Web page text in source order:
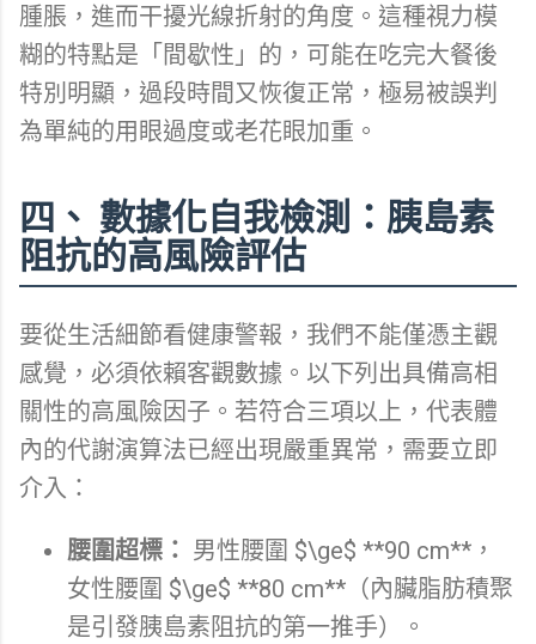
腫脹，進而干擾光線折射的角度。這種視力模
糊的特點是「間歇性」的，可能在吃完大餐後
特別明顯，過段時間又恢復正常，極易被誤判
為單純的用眼過度或老花眼加重。
四、 數據化自我檢測：胰島素
阻抗的高風險評估
要從生活細節看健康警報，我們不能僅憑主觀
感覺，必須依賴客觀數據。以下列出具備高相
關性的高風險因子。若符合三項以上，代表體
內的代謝演算法已經出現嚴重異常，需要立即
介入：
腰圍超標： 男性腰圍 $\ge$ **90 cm**，
女性腰圍 $\ge$ **80 cm**（內臟脂肪積聚
是引發胰島素阻抗的第一推手）。